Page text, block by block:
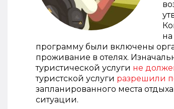
программу были включены
проживание в отелях.
туристической услуги не
туристской услуги разрешили
запланированного места
ситуации.